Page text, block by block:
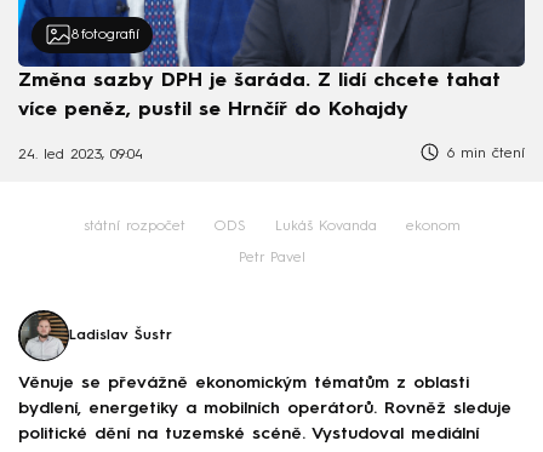
8 fotografií
Změna sazby DPH je šaráda. Z lidí chcete tahat
více peněz, pustil se Hrnčíř do Kohajdy
24. led 2023, 09:04 6 min čtení
státní rozpočet ODS Lukáš Kovanda ekonom
Petr Pavel
Ladislav Šustr
Věnuje se převážně ekonomickým tématům z oblasti
bydlení, energetiky a mobilních operátorů. Rovněž sleduje
politické dění na tuzemské scéně. Vystudoval mediální